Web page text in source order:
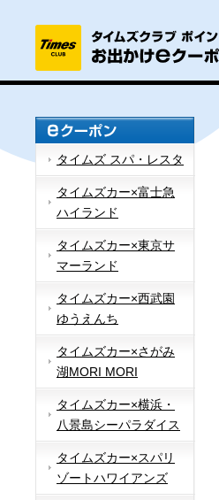
タイムズ スパ・レスタ
タイムズカー×富士急
ハイランド
タイムズカー×東京サ
マーランド
タイムズカー×西武園
ゆうえんち
タイムズカー×さがみ
湖MORI MORI
タイムズカー×横浜・
八景島シーパラダイス
タイムズカー×スパリ
ゾートハワイアンズ